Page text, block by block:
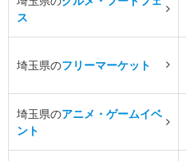
ス
埼玉県のフリーマーケット
埼玉県のアニメ・ゲームイベ
ント